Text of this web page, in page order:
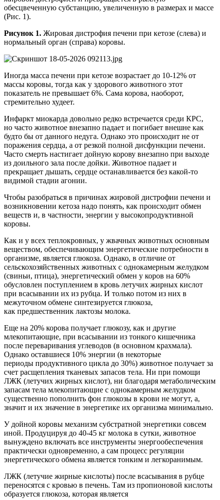
обесцвеченную субстанцию, увеличенную в размерах и массе
(Рис. 1).
Рисунок 1. Жировая дистрофия печени при кетозе (слева) и
нормальный орган (справа) коровы.
Иногда масса печени при кетозе возрастает до 10-12% от
массы коровы, тогда как у здорового животного этот
показатель не превышает 6%. Сама корова, наоборот,
стремительно худеет.
Инфаркт миокарда довольно редко встречается среди КРС,
но часто животное внезапно падает и погибает внешне как
будто бы от данного недуга. Однако это происходит не от
поражения сердца, а от резкой полной дисфункции печени.
Часто смерть настигает дойную корову внезапно при выходе
из доильного зала после дойки. Животное падает и
прекращает дышать, сердце останавливается без какой-то
видимой стадии агонии.
Чтобы разобраться в причинах жировой дистрофии печени и
возникновении кетоза надо понять, как происходит обмен
веществ и, в частности, энергии у высокопродуктивной
коровы.
Как и у всех теплокровных, у жвачных животных основным
веществом, обеспечивающим энергетические потребности в
организме, является глюкоза. Однако, в отличие от
сельскохозяйственных животных с однокамерным желудком
(свиньи, птица), энергетический обмен у коров на 60%
обусловлен поступлением в кровь летучих жирных кислот
при всасывании их из рубца. И только потом из них в
межуточном обмене синтезируется глюкоза,
как предшественник лактозы молока.
Еще на 20% корова получает глюкозу, как и другие
млекопитающие, при всасывании из тонкого кишечника
после переваривания углеводов (в основном крахмала).
Однако оставшиеся 10% энергии (в некоторые
периоды продуктивного цикла до 30%) животное получает за
счет расщепления тканевых запасов тела. Ни при помощи
ЛЖК (летучих жирных кислот), ни благодаря метаболическим
запасам тела млекопитающие с однокамерным желудком
существенно пополнить фон глюкозы в крови не могут, а,
значит и их значение в энергетике их организма минимально.
У дойной коровы механизм субстратной энергетики совсем
иной. Продуцируя до 40-45 кг молока в сутки, животное
вынуждено включать все инструменты энергообеспечения
практически одновременно, а сам процесс регуляции
энергетического обмена является тонким и легкоранимым.
ЛЖК (летучие жирные кислоты) после всасывания в рубце
переносятся с кровью в печень. Там из пропионовой кислоты
образуется глюкоза, которая является